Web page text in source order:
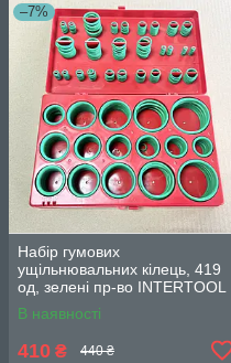
–7%
Набір гумових
ущільнювальних кілець, 419
од, зелені пр-во INTERTOOL
AT-5419
В наявності
410 ₴ 440 ₴